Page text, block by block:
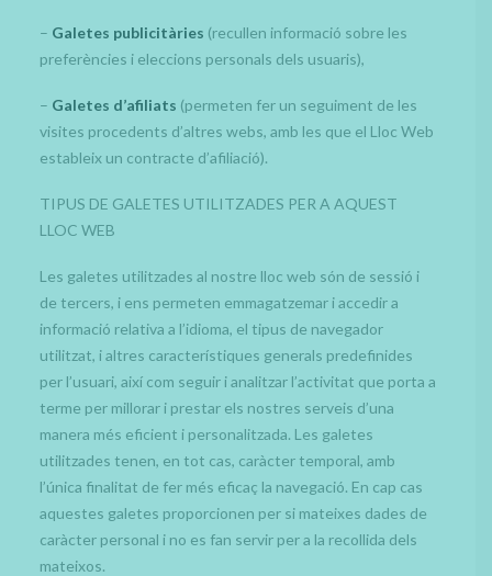
– Galetes publicitàries (recullen informació sobre les
preferències i eleccions personals dels usuaris),
– Galetes d’afiliats (permeten fer un seguiment de les
visites procedents d’altres webs, amb les que el Lloc Web
estableix un contracte d’afiliació).
TIPUS DE GALETES UTILITZADES PER A AQUEST
LLOC WEB
Les galetes utilitzades al nostre lloc web són de sessió i
de tercers, i ens permeten emmagatzemar i accedir a
informació relativa a l’idioma, el tipus de navegador
utilitzat, i altres característiques generals predefinides
per l’usuari, així com seguir i analitzar l’activitat que porta a
terme per millorar i prestar els nostres serveis d’una
manera més eficient i personalitzada. Les galetes
utilitzades tenen, en tot cas, caràcter temporal, amb
l’única finalitat de fer més eficaç la navegació. En cap cas
aquestes galetes proporcionen per si mateixes dades de
caràcter personal i no es fan servir per a la recollida dels
mateixos.